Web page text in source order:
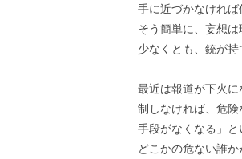
手に近づかなければ
そう簡単に、妄想は
少なくとも、銃が持
最近は報道が下火
制しなければ、危
手段がなくなる」と
どこかの危ない誰